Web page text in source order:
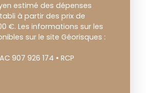
estimé des dépenses
à partir des prix de
€. Les informations sur les
sur le site Géorisques :
907 926 174 • RCP